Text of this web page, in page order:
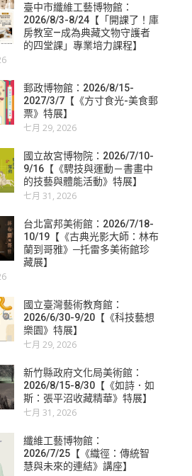
臺中市纖維工藝博物館：
2026/8/3-8/24【「開課了！庫
房教室—成為典藏文物守護者
的四堂課」專業培力課程】
郵政博物館：2026/8/15-
2027/3/7【《方寸食光-美食郵
票》特展】
七月 29, 2026
國立故宮博物院：2026/7/10-
9/16【《騁技與運動－書畫中
的技藝與體能活動》特展】
七月 31, 2026
台北富邦美術館：2026/7/18-
10/19【《古典光影大師：林布
蘭到哥雅》─托雷多美術館珍
藏展】
國立臺灣藝術教育館：
2026/6/30-9/20【《科技藝想
樂園》特展】
七月 29, 2026
新竹縣政府文化局美術館：
2026/8/15-8/30【《如詩．如
斯：張平沼收藏精華》特展】
七月 31, 2026
纖維工藝博物館：
2026/7/25【《織徑：傳統智
慧與未來的連結》講座】